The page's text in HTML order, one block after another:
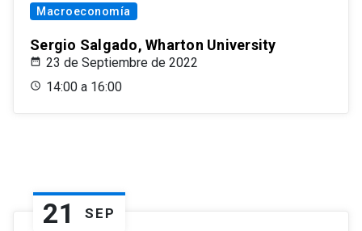
Macroeconomía
Sergio Salgado, Wharton University
23 de Septiembre de 2022
14:00 a 16:00
21 SEP